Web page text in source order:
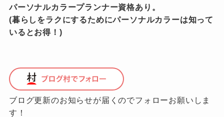
パーソナルカラープランナー資格あり。
(暮らしをラクにするためにパーソナルカラーは知って
いるとお得！)
ブログ更新のお知らせが届くのでフォローお願いしま
す！